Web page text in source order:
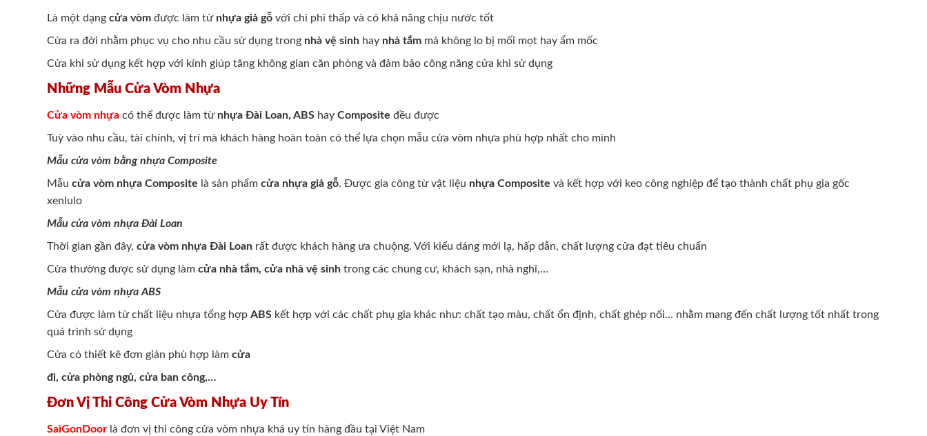
Là một dạng cửa vòm được làm từ nhựa giả gỗ với chi phí thấp và có khả năng chịu nước tốt
Cửa ra đời nhằm phục vụ cho nhu cầu sử dụng trong nhà vệ sinh hay nhà tắm mà không lo bị mối mọt hay ẩm mốc
Cửa khi sử dụng kết hợp với kính giúp tăng không gian căn phòng và đảm bảo công năng cửa khi sử dụng
Những Mẫu Cửa Vòm Nhựa
Cửa vòm nhựa có thể được làm từ nhựa Đài Loan, ABS hay Composite đều được
Tuỳ vào nhu cầu, tài chính, vị trí mà khách hàng hoàn toàn có thể lựa chọn mẫu cửa vòm nhựa phù hợp nhất cho mình
Mẫu cửa vòm bằng nhựa Composite
Mẫu cửa vòm nhựa Composite là sản phẩm cửa nhựa giả gỗ. Được gia công từ vật liệu nhựa Composite và kết hợp với keo công nghiệp để tạo thành chất phụ gia gốc
xenlulo
Mẫu cửa vòm nhựa Đài Loan
Thời gian gần đây, cửa vòm nhựa Đài Loan rất được khách hàng ưa chuộng. Với kiểu dáng mới lạ, hấp dẫn, chất lượng cửa đạt tiêu chuẩn
Cửa thường được sử dụng làm cửa nhà tắm, cửa nhà vệ sinh trong các chung cư, khách sạn, nhà nghỉ,…
Mẫu cửa vòm nhựa ABS
Cửa được làm từ chất liệu nhựa tổng hợp ABS kết hợp với các chất phụ gia khác như: chất tạo màu, chất ổn định, chất ghép nối… nhằm mang đến chất lượng tốt nhất trong
quá trình sử dụng
Cửa có thiết kê đơn giản phù hợp làm cửa
đi, cửa phòng ngủ, cửa ban công,…
Đơn Vị Thi Công Cửa Vòm Nhựa Uy Tín
SaiGonDoor là đơn vị thi công cửa vòm nhựa khá uy tín hàng đầu tại Việt Nam